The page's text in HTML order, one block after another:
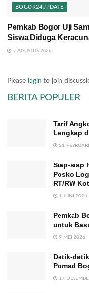
BOGOR24UPDATE
Pemkab Bogor Uji
Siswa Diduga
7 AGUSTUS 2026
Please login to join
BERITA POPULER
Tarif
Lengkap
21
Siap-siap
Posko
RT/RW
1 JUNI 2026
Pemkab
untuk
9 MEI 2026
Detik-
Pomad
17